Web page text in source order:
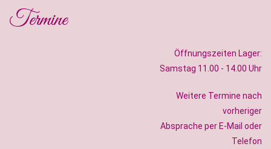
Termine
Öffnungszeiten Lager:
Samstag 11.00 - 14.00 Uhr
Weitere Termine nach
vorheriger
Absprache per E-Mail oder
Telefon